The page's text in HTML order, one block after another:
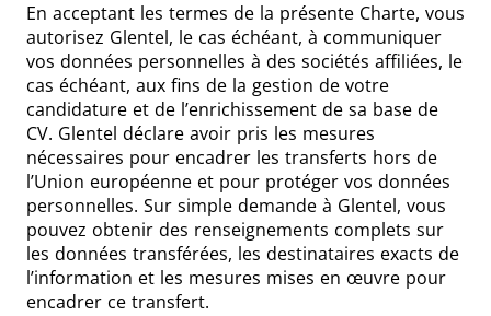
En acceptant les termes de la présente Charte, vous
autorisez Glentel, le cas échéant, à communiquer
vos données personnelles à des sociétés affiliées, le
cas échéant, aux fins de la gestion de votre
candidature et de l’enrichissement de sa base de
CV. Glentel déclare avoir pris les mesures
nécessaires pour encadrer les transferts hors de
l’Union européenne et pour protéger vos données
personnelles. Sur simple demande à Glentel, vous
pouvez obtenir des renseignements complets sur
les données transférées, les destinataires exacts de
l’information et les mesures mises en œuvre pour
encadrer ce transfert.